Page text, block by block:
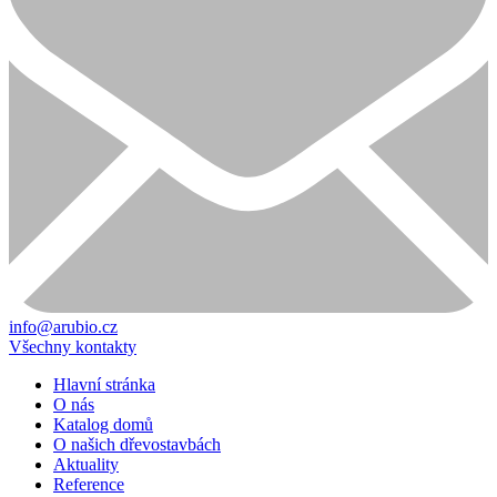
info@arubio.cz
Všechny kontakty
Hlavní stránka
O nás
Katalog domů
O našich dřevostavbách
Aktuality
Reference